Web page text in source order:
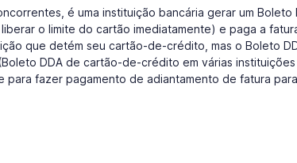
é uma instituição bancária gerar um Boleto
o limite do cartão imediatamente) e paga a
que detém seu cartão-de-crédito, mas o Boleto
DDA de cartão-de-crédito em várias
fazer pagamento de adiantamento de fatura